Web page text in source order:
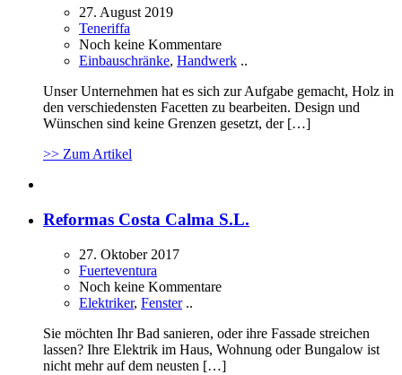
27. August 2019
Teneriffa
Noch keine Kommentare
Einbauschränke, Handwerk ..
Unser Unternehmen hat es sich zur Aufgabe gemacht, Holz in
den verschiedensten Facetten zu bearbeiten. Design und
Wünschen sind keine Grenzen gesetzt, der […]
>> Zum Artikel
Reformas Costa Calma S.L.
27. Oktober 2017
Fuerteventura
Noch keine Kommentare
Elektriker, Fenster..
Sie möchten Ihr Bad sanieren, oder ihre Fassade streichen
lassen? Ihre Elektrik im Haus, Wohnung oder Bungalow ist
nicht mehr auf dem neusten […]